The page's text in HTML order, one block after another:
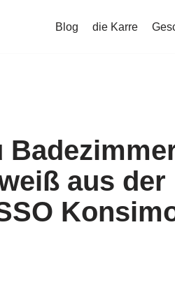
Blog die Karre
aus der